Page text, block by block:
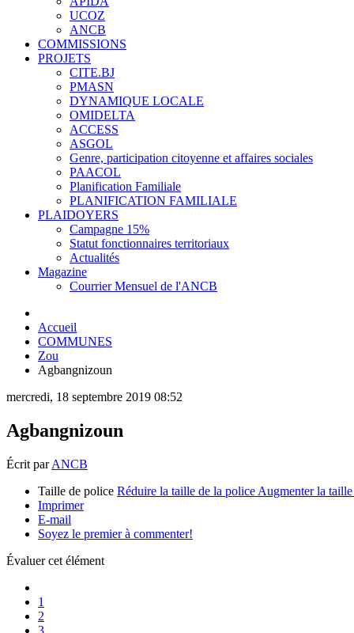
UCOZ
ANCB
COMMISSIONS
PROJETS
CITE.BJ
PMASN
DYNAMIQUE LOCALE
OMIDELTA
ACCESS
ASGOL
Genre, participation citoyenne et affaires sociales
PAACOL
Planification Familiale
PLANIFICATION FAMILIALE
PLAIDOYERS
Campagne 15%
Statut fonctionnaires territoriaux
Actualités
Magazine
Courrier Mensuel de l'ANCB
Accueil
COMMUNES
Zou
Agbangnizoun
mercredi, 18 septembre 2019 08:52
Agbangnizoun
Écrit parANCB
Taille de police Réduire la taille de la police Augmenter la
Imprimer
E-mail
Soyez le premier à commenter!
Évaluer cet élément
1
2
3